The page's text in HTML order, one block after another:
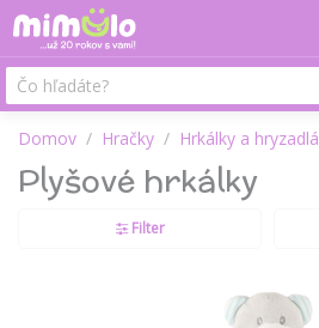
Domov Hračky Hrkálky a hryzadlá
Plyšové hrkálky
Filter